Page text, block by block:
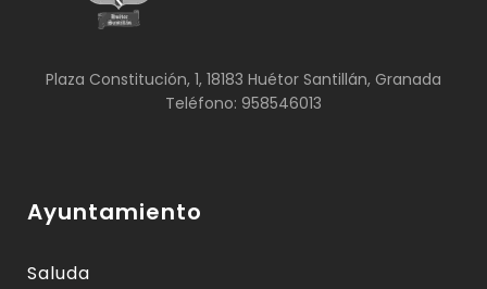
Plaza Constitución, 1, 18183 Huétor Santillán, Granada
Teléfono: 958546013
Ayuntamiento
Saluda